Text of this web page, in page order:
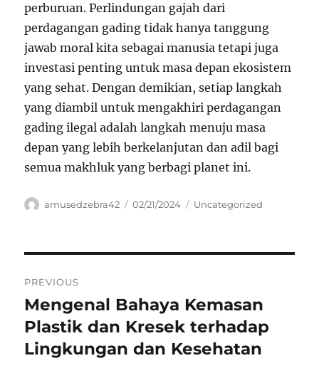
perburuan. Perlindungan gajah dari
perdagangan gading tidak hanya tanggung
jawab moral kita sebagai manusia tetapi juga
investasi penting untuk masa depan ekosistem
yang sehat. Dengan demikian, setiap langkah
yang diambil untuk mengakhiri perdagangan
gading ilegal adalah langkah menuju masa
depan yang lebih berkelanjutan dan adil bagi
semua makhluk yang berbagi planet ini.
Author
amusedzebra42
Posted
02/21/2024 Categories
Uncategorized
pos
PREVIOUS
Previous
post:
Mengenal Bahaya Kemasan
Plastik dan Kresek terhadap
Lingkungan dan Kesehatan